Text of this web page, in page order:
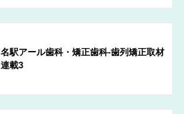
名駅アール歯科・矯正歯科-歯列矯正取材
連載3